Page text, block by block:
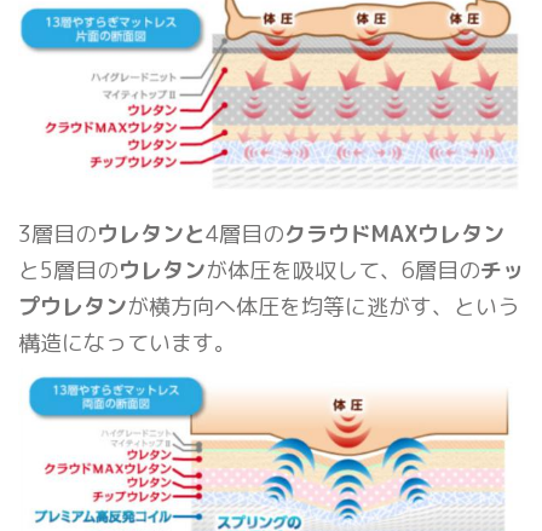
3層目のウレタンと4層目のクラウドMAXウレタン
と5層目のウレタンが体圧を吸収して、6層目のチッ
プウレタンが横方向へ体圧を均等に逃がす、という
構造になっています。